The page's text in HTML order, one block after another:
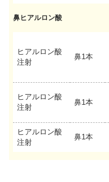
鼻ヒアルロン酸
ヒアルロン酸
注射
鼻1本
ヒアルロン酸
注射
鼻1本
ヒアルロン酸
注射
鼻1本